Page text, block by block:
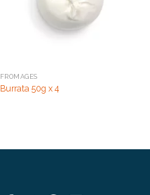
FROMAGES
Burrata 50g x 4